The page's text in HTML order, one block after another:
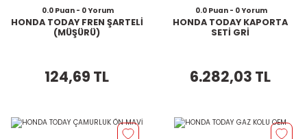
0.0 Puan - 0 Yorum
HONDA TODAY FREN ŞARTELİ
(MÜŞÜRÜ)
124,69 TL
0.0 Puan - 0 Yorum
HONDA TODAY KAPORTA
SETİ GRİ
6.282,03 TL